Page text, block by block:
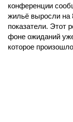
конференции
жильё выросли на
показатели. Этот
фоне ожиданий
которое